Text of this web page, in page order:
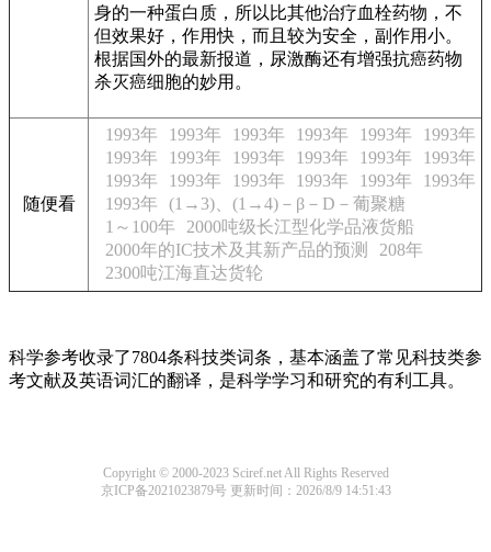
身的一种蛋白质，所以比其他治疗血栓药物，不
但效果好，作用快，而且较为安全，副作用小。
根据国外的最新报道，尿激酶还有增强抗癌药物
杀灭癌细胞的妙用。
随便看
1993年 1993年 1993年 1993年 1993年
1993年
1993年
1993年 1993年 1993年 1993年
1993年
1993年
1993年 1993年 1993年 1993年
1993年
1993年
(1→3)、(1→4)－β－D－葡聚糖
1～100年
2000吨级长江型化学品液货船
2000年的IC技术及其新产品的预测
208年
2300吨江海直达货轮
科学参考收录了7804条科技类词条，基本涵盖了常见科技类参
考文献及英语词汇的翻译，是科学学习和研究的有利工具。
Copyright © 2000-2023 Sciref.net All Rights Reserved
京ICP备2021023879号更新时间：2026/8/9 14:51:43